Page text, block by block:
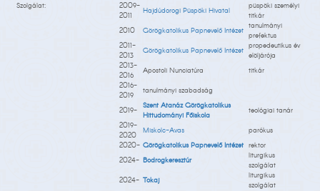
Szolgálat:
2009-
2011
Hajdúdorogi Püspöki Hivatal
püspöki személyi
titkár
2010
Görögkatolikus Papnevelő Intézet tanulmányi
prefektus
2011-
2013
Görögkatolikus Papnevelő Intézet propedeutikus év
elöljárója
2013-
2016
Apostoli Nunciatúra
titkár
2016-
2019
tanulmányi szabadság
2019- Szent Atanáz Görögkatolikus
Hittudományi Főiskola
teológiai tanár
2019-
2020
Miskolc-Avas
parókus
2020- Görögkatolikus Papnevelő Intézet rektor
2024- Bodrogkeresztúr
liturgikus
szolgálat
2024- Tokaj
liturgikus
szolgálat